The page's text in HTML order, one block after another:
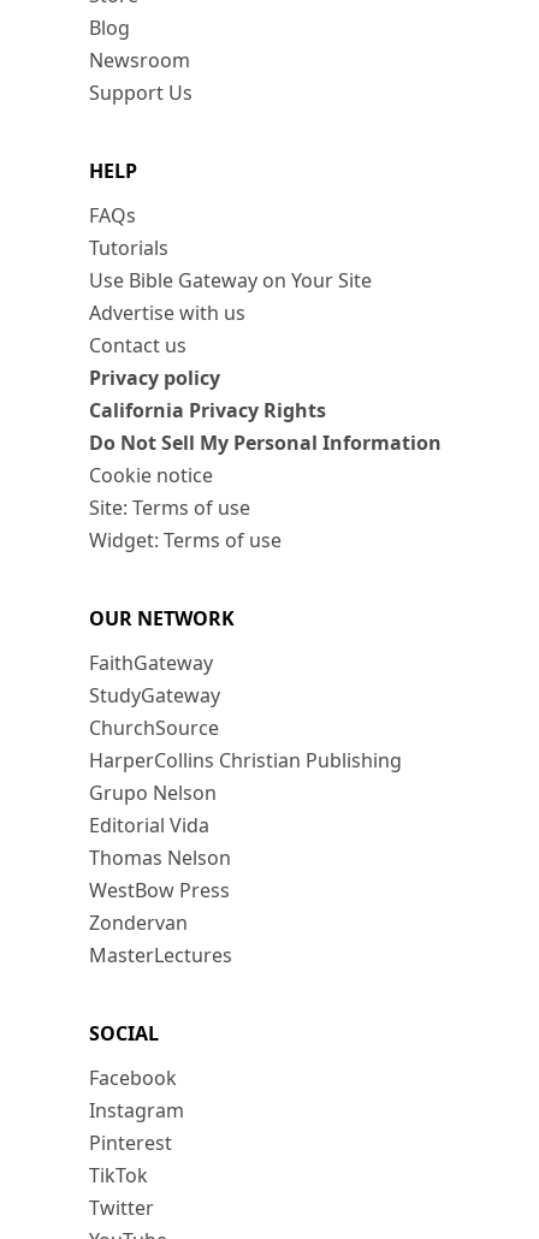
Blog
Newsroom
Support Us
HELP
FAQs
Tutorials
Use Bible Gateway on Your Site
Advertise with us
Contact us
Privacy policy
California Privacy Rights
Do Not Sell My Personal Information
Cookie notice
Site: Terms of use
Widget: Terms of use
OUR NETWORK
FaithGateway
StudyGateway
ChurchSource
HarperCollins Christian Publishing
Grupo Nelson
Editorial Vida
Thomas Nelson
WestBow Press
Zondervan
MasterLectures
SOCIAL
Facebook
Instagram
Pinterest
TikTok
Twitter